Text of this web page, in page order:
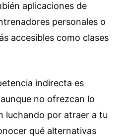
aplicaciones de
personales o
accesibles como clases
indirecta es
no ofrezcan lo
luchando por atraer a tu
qué alternativas